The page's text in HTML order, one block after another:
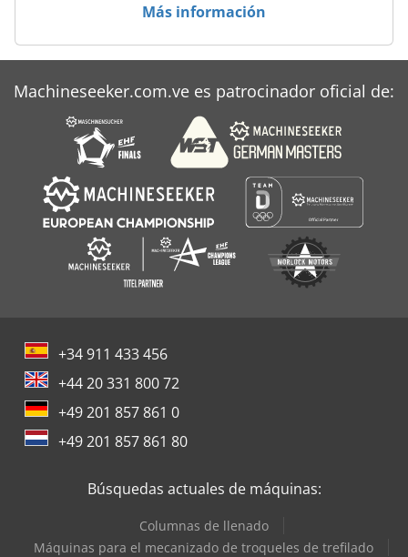
Tienda AccesoriosMás información
Machineseeker.com.ve es patrocinador oficial de:
+34 911 433 456
+44 20 331 800 72
+49 201 857 861 0
+49 201 857 861 80
Búsquedas actuales de máquinas:
Columnas de llenado
Máquinas para el mecanizado de troqueles de trefilado